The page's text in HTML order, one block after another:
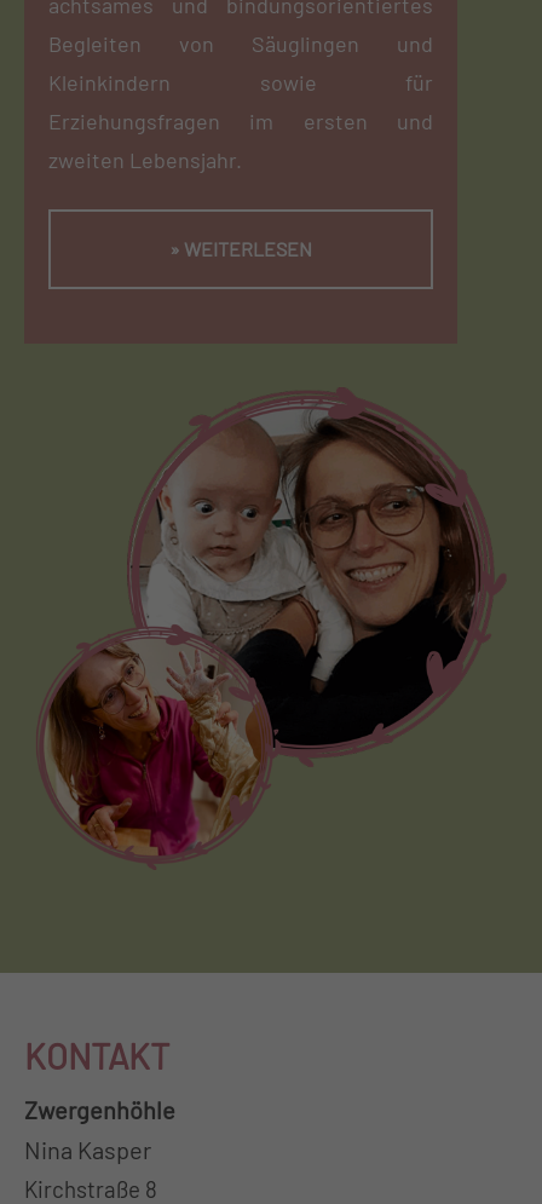
Begleiten von Säuglingen und
Kleinkindern sowie für
Erziehungsfragen im ersten und
zweiten Lebensjahr.
» WEITERLESEN
KONTAKT
Zwergenhöhle
Nina Kasper
Kirchstraße 8